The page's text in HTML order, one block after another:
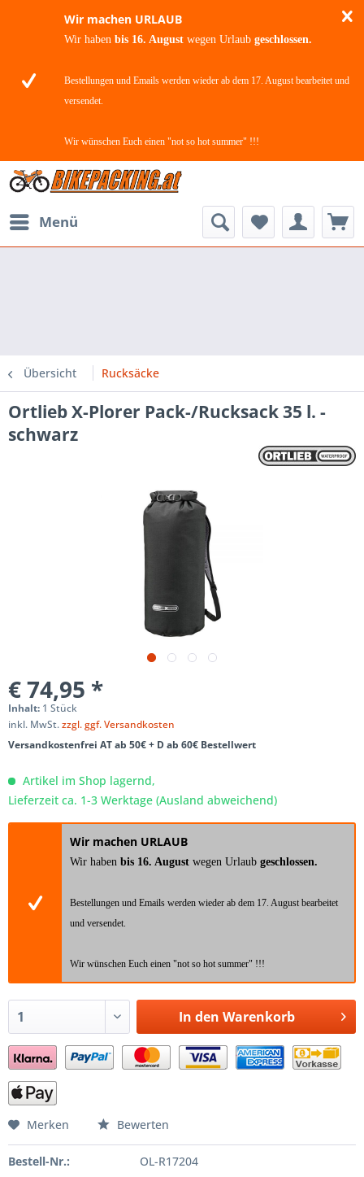
Wir machen URLAUB
Wir haben bis 16. August wegen Urlaub geschlossen.
Bestellungen und Emails werden wieder ab dem 17. August bearbeitet und
versendet.
Wir wünschen Euch einen "not so hot summer" !!!
Menü
Übersicht Rucksäcke
Ortlieb X-Plorer Pack-/Rucksack 35 l. -
schwarz
€ 74,95 *
Inhalt: 1 Stück
inkl. MwSt.zzgl. ggf. Versandkosten
Versandkostenfrei AT ab 50€ + D ab 60€ Bestellwert
Artikel im Shop lagernd,
Lieferzeit ca. 1-3 Werktage (Ausland abweichend)
Wir machen URLAUB
Wir haben bis 16. August wegen Urlaub geschlossen.
Bestellungen und Emails werden wieder ab dem 17. August bearbeitet
und versendet.
Wir wünschen Euch einen "not so hot summer" !!!
In den Warenkorb
Merken Bewerten
Bestell-Nr.: OL-R17204